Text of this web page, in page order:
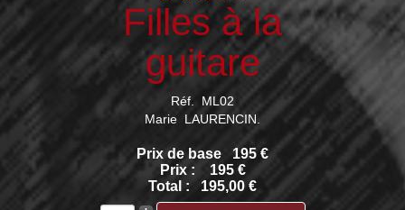
Filles à la
guitare
Réf. ML02
Marie LAURENCIN.
Prix de base
195 €
Prix :
195 €
Total :
195,00 €